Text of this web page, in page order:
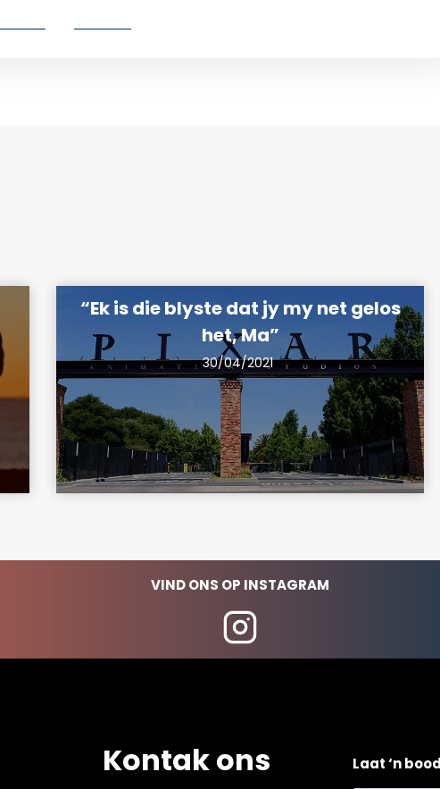
“Ek is die blyste dat jy my net gelos
het, Ma”
30/04/2021
VIND ONS OP INSTAGRAM
Kontak ons Laat ‘n